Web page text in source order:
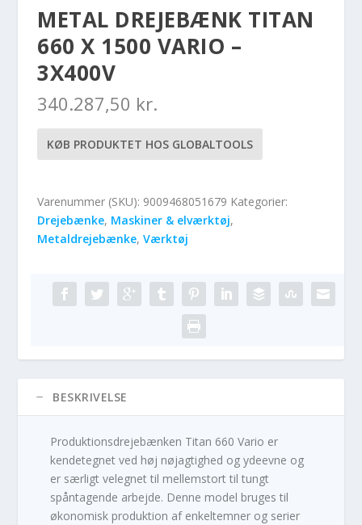
METAL DREJEBÆNK TITAN
660 X 1500 VARIO –
3X400V
340.287,50 kr.
KØB PRODUKTET HOS GLOBALTOOLS
Varenummer (SKU): 9009468051679 Kategorier:
Drejebænke, Maskiner & elværktøj,
Metaldrejebænke,Værktøj
BESKRIVELSE
Produktionsdrejebænken Titan 660 Vario er
kendetegnet ved høj nøjagtighed og ydeevne og
er særligt velegnet til mellemstort til tungt
spåntagende arbejde. Denne model bruges til
økonomisk produktion af enkeltemner og serier